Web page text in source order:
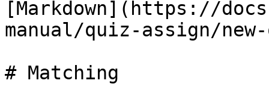
[Markdown](https://
manual/quiz-assign/
# Matching